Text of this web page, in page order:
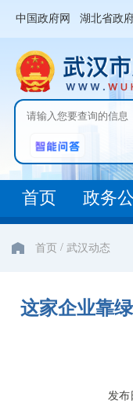
中国政府网 湖北省政
首页 政务
首页 / 武汉动态
这家企业靠
发布